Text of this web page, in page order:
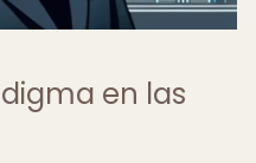
en las